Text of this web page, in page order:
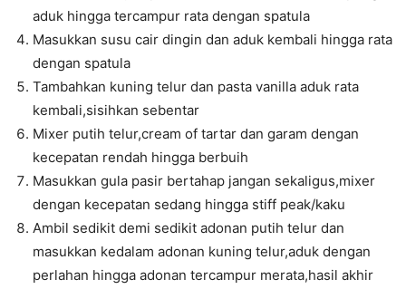
aduk hingga tercampur rata dengan spatula
Masukkan susu cair dingin dan aduk kembali hingga rata
dengan spatula
Tambahkan kuning telur dan pasta vanilla aduk rata
kembali,sisihkan sebentar
Mixer putih telur,cream of tartar dan garam dengan
kecepatan rendah hingga berbuih
Masukkan gula pasir bertahap jangan sekaligus,mixer
dengan kecepatan sedang hingga stiff peak/kaku
Ambil sedikit demi sedikit adonan putih telur dan
masukkan kedalam adonan kuning telur,aduk dengan
perlahan hingga adonan tercampur merata,hasil akhir